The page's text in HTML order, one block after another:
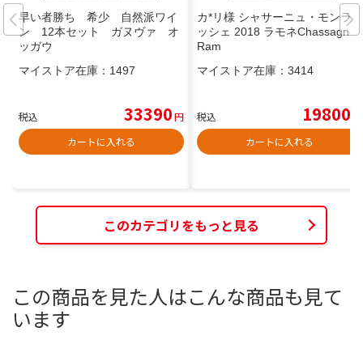
早い者勝ち 希少 自然派ワイ
ン 12本セット ガヌヴァ オ
ッガウ
マイストア在庫： 1497
税込 33390円
カートに入れる
カ*リ様 シャサーニュ・モンラ
ッシェ 2018 ラモネChassagne
Ram
マイストア在庫： 3414
税込 19800
カートに入れる
このカテゴリをもっと見る
この商品を見た人はこんな商品も見て
います